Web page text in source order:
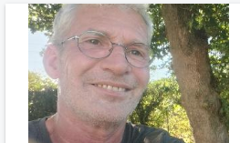
yeux mais peut se décliner en
des sentiments plus puissants.
« Le temps fera son œuvre »
disait Arthur Schopenhauer,
philosophe allemand que j’adore.
J’aime discuter sans pour autant
être trop locace. Je suis bourré